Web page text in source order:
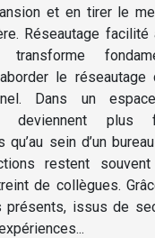
et en tirer le
Réseautage facilité
transforme
le
Dans un
deviennent plus
qu’au sein d’un
restent
de collègues.
présents, issus de